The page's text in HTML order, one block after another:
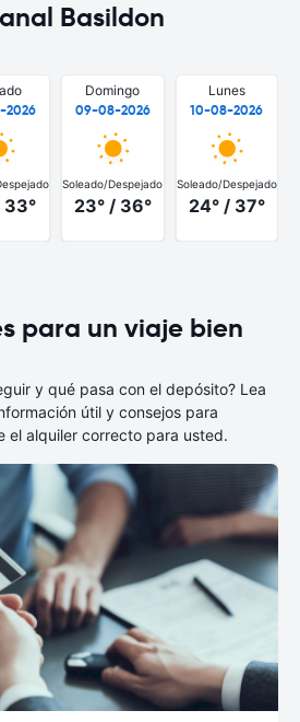
Basildon
2026
33°
Domingo
09-08-2026
Soleado/Despejado
23° / 36°
Lunes
10-08-2026
Soleado/Despejado
24° / 37°
para un viaje bien
y qué pasa con el depósito? Lea
útil y consejos para
el alquiler correcto para usted.